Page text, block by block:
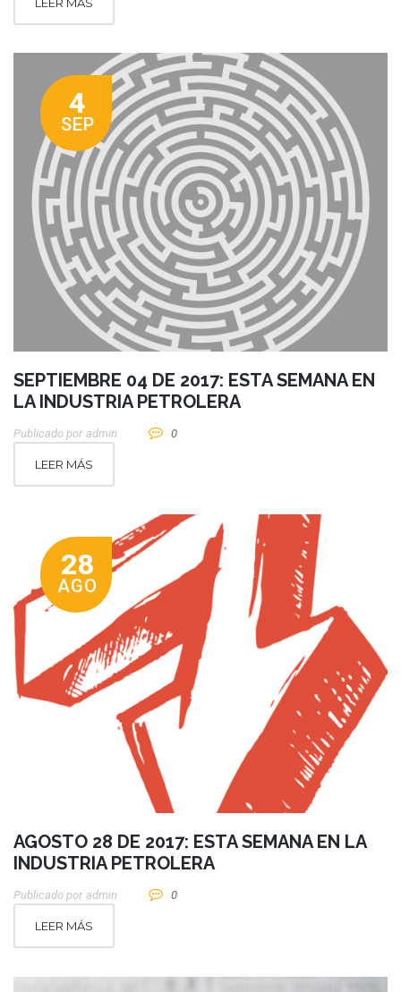
LEER MÁS
4
SEP
SEPTIEMBRE 04 DE 2017: ESTA SEMANA EN
LA INDUSTRIA PETROLERA
Publicado por Admin 0
LEER MÁS
28
AGO
AGOSTO 28 DE 2017: ESTA SEMANA EN LA
INDUSTRIA PETROLERA
Publicado por Admin 0
LEER MÁS